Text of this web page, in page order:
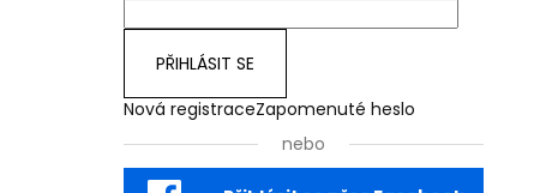
PŘIHLÁSIT SE
Nová registraceZapomenuté heslo
nebo